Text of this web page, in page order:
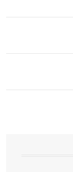
التي ارتبطت
حيث يحرص